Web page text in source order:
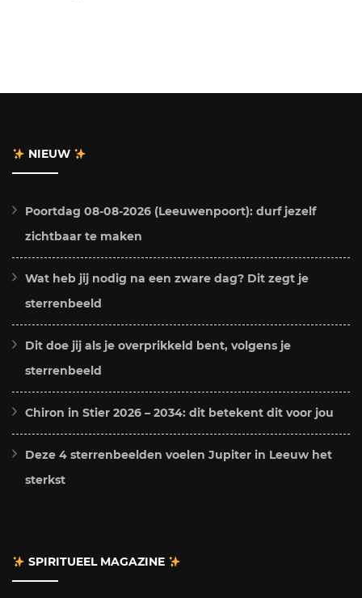
NIEUW
Poortdag 08-08-2026 (Leeuwenpoort): durf jezelf
zichtbaar te maken
Wat heb jij nodig na een zware dag? Dit zegt je
sterrenbeeld
Dit doe jij als je overprikkeld bent, volgens je
sterrenbeeld
Chiron in Stier 2026 – 2034: dit betekent dit voor jou
Deze 4 sterrenbeelden voelen Jupiter in Leeuw het
sterkst
SPIRITUEEL MAGAZINE